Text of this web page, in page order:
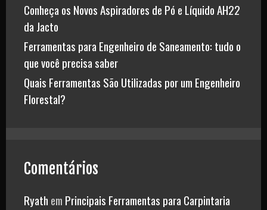
Conheça os Novos Aspiradores de Pó e Líquido AH22
da Jacto
Ferramentas para Engenheiro de Saneamento: tudo o
que você precisa saber
Quais Ferramentas São Utilizadas por um Engenheiro
Florestal?
Comentários
Ryath em Principais Ferramentas para Carpintaria